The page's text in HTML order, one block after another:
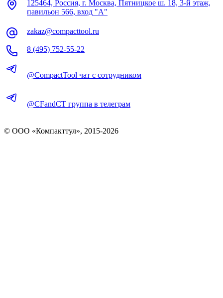
125464, Россия, г. Москва, Пятницкое ш. 18, 3-й этаж,
павильон 566, вход "А"
zakaz@compacttool.ru
8 (495) 752-55-22
@CompactTool чат с сотрудником
@CFandCT группа в телеграм
© OOO «Компакттул», 2015-2026